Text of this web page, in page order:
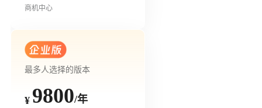
商机中心
最多人选择的版本
¥ 9800/年